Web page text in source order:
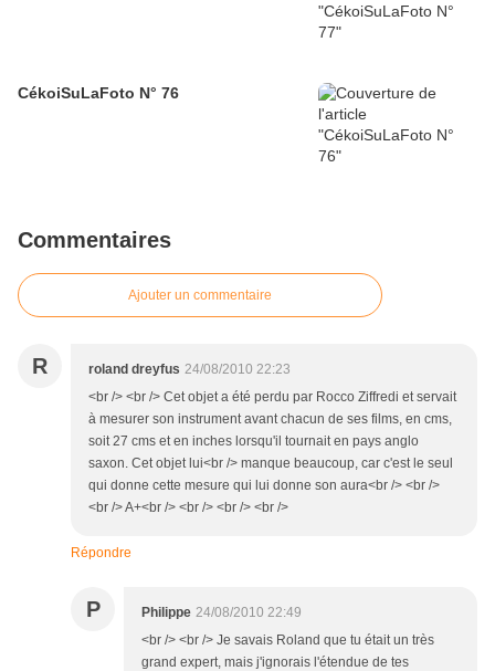
CékoiSuLaFoto N° 76
Commentaires
Ajouter un commentaire
R roland dreyfus 24/08/2010 22:23
<br /> <br /> Cet objet a été perdu par Rocco Ziffredi et servait
à mesurer son instrument avant chacun de ses films, en cms,
soit 27 cms et en inches lorsqu'il tournait en pays anglo
saxon. Cet objet lui<br /> manque beaucoup, car c'est le seul
qui donne cette mesure qui lui donne son aura<br /> <br />
<br /> A+<br /> <br /> <br /> <br />
Répondre
P Philippe 24/08/2010 22:49
<br /> <br /> Je savais Roland que tu était un très
grand expert, mais j'ignorais l'étendue de tes